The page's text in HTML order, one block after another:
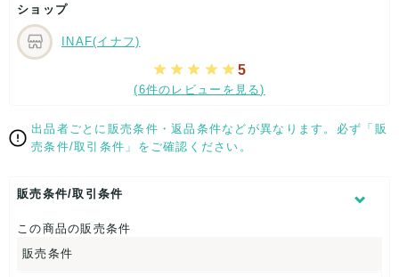
[状態追記]キズ・汚れ有り。
【 サイズ・容量 】
なし
ショップ
INAF(イナフ)
5
(6件のレビューを見る)
出品者ごとに販売条件・返品条件などが異なります。必ず「販
売条件/取引条件」をご確認ください。
販売条件/取引条件
この商品の販売条件
販売条件